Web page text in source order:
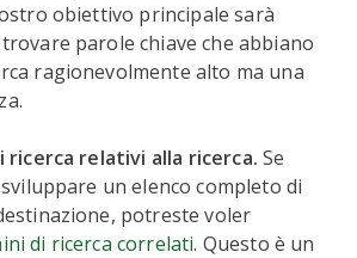
obiettivo principale sarà
parole chiave che abbiano
ragionevolmente alto ma una
ricerca relativi alla ricerca. Se
un elenco completo di
potreste voler
di ricerca correlati. Questo è un